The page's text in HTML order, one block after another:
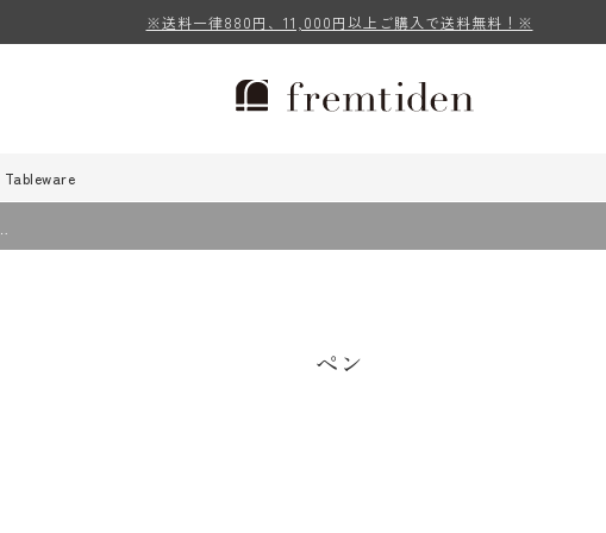
※送料一律880円、11,000円以上ご購入で送料無料！※
Tableware
ペン